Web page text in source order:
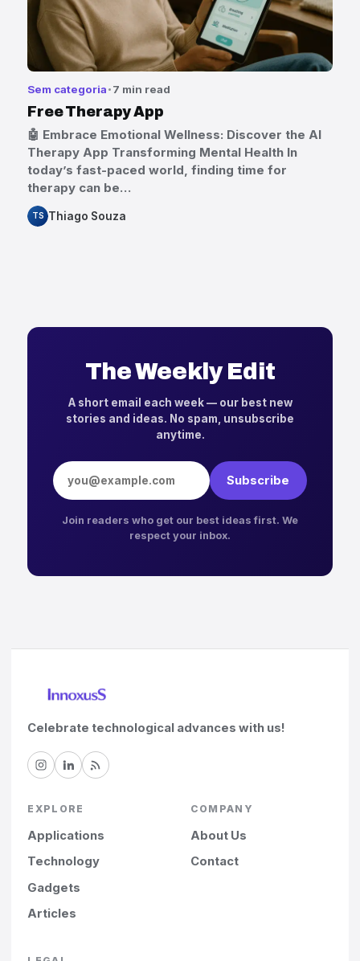
Sem categoria 7 min read
Free Therapy App
🤖 Embrace Emotional Wellness: Discover the AI
Therapy App Transforming Mental Health In
today’s fast-paced world, finding time for
therapy can be…
TS Thiago Souza
The Weekly Edit
A short email each week — our best new
stories and ideas. No spam, unsubscribe
anytime.
Email address
Subscribe
Join readers who get our best ideas first. We
respect your inbox.
Celebrate technological advances with us!
EXPLORE
Applications
Technology
Gadgets
Articles
COMPANY
About Us
Contact